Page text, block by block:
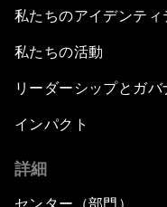
私たちのアイデンティ
私たちの活動
リーダーシップとガバ
インパクト
詳細